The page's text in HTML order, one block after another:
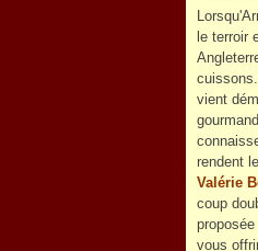
le terroir
vient
rendent
Valérie
coup
vous